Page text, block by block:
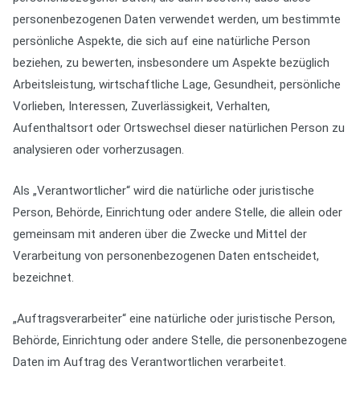
personenbezogenen Daten verwendet werden, um bestimmte
persönliche Aspekte, die sich auf eine natürliche Person
beziehen, zu bewerten, insbesondere um Aspekte bezüglich
Arbeitsleistung, wirtschaftliche Lage, Gesundheit, persönliche
Vorlieben, Interessen, Zuverlässigkeit, Verhalten,
Aufenthaltsort oder Ortswechsel dieser natürlichen Person zu
analysieren oder vorherzusagen.
Als „Verantwortlicher“ wird die natürliche oder juristische
Person, Behörde, Einrichtung oder andere Stelle, die allein oder
gemeinsam mit anderen über die Zwecke und Mittel der
Verarbeitung von personenbezogenen Daten entscheidet,
bezeichnet.
„Auftragsverarbeiter“ eine natürliche oder juristische Person,
Behörde, Einrichtung oder andere Stelle, die personenbezogene
Daten im Auftrag des Verantwortlichen verarbeitet.